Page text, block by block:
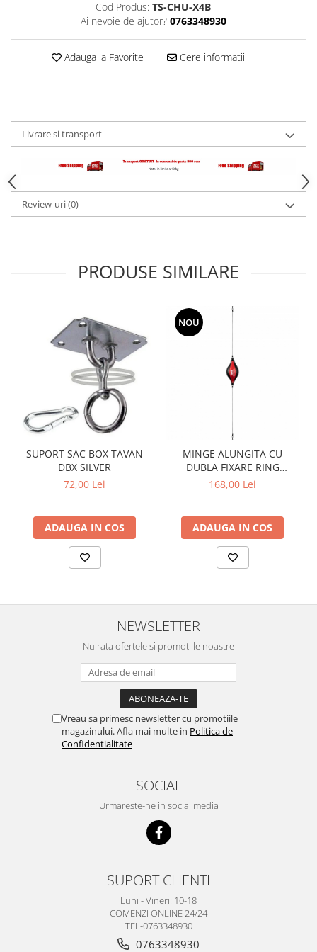
Palmare/Palete Box/Arte Martiale
Perne Antrenament Arte Martiale
Perne Antebrat/Pao
Sorturi Kickboxing / MMA
Trening/Compleu
Bluze / Hanorace/Geci
Sepci / Caciuli
Proteze/Protectii dentare
Dresuri/Echipament
Accesorii Lupte/Wrestling
Suprafete de lupta/Dotari sala
Suprafete de Lupta/Antrenament
Dotari Sala/Dojo
Nutritie
Shakere
Proteine & Aminoacizi
Suplimente pt Masa Musculara
Ardere/Slabire
Creatina
Vitamine/Minerale
Cod Produs: TS-CHU-X4B
Ai nevoie de ajutor? 0763348930
Adauga la Favorite Cere informatii
Livrare si transport
Review-uri(0)
PRODUSE SIMILARE
SUPORT SAC BOX TAVAN
DBX SILVER
72,00 Lei
ADAUGA IN COS
NOU
MINGE ALUNGITA CU
DUBLA FIXARE RING
SUPERSPEED
168,00 Lei
ADAUGA IN COS
NEWSLETTER
Nu rata ofertele si promotiile noastre
Vreau sa primesc newsletter cu promotiile
magazinului. Afla mai multe in Politica de
Confidentialitate
SOCIAL
Urmareste-ne in social media
SUPORT CLIENTI
Luni - Vineri: 10-18
COMENZI ONLINE 24/24
TEL-0763348930
0763348930